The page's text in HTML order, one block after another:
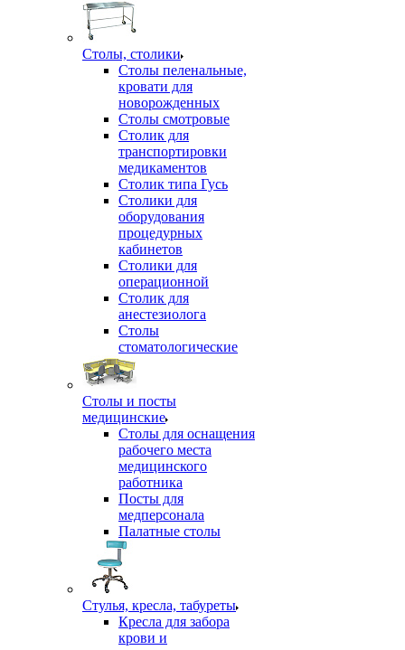
Столы, столики
Столы пеленальные,
кровати для
новорожденных
Столы смотровые
Столик для
транспортировки
медикаментов
Столик типа Гусь
Столики для
оборудования
процедурных
кабинетов
Столики для
операционной
Столик для
анестезиолога
Столы
стоматологические
Столы и посты
медицинские
Столы для оснащения
рабочего места
медицинского
работника
Посты для
медперсонала
Палатные столы
Стулья, кресла, табуреты
Кресла для забора
крови и